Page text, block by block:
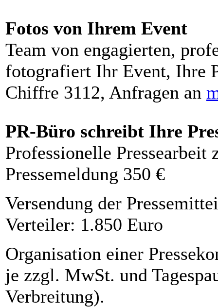
Fotos von Ihrem Event
Team von engagierten,
fotografiert Ihr Event, Ihre
Chiffre 3112, Anfragen an
PR-Büro schreibt Ihre
Professionelle Pressearbeit
Pressemeldung 350 €
Versendung der
Verteiler: 1.850 Euro
Organisation einer
je zzgl. MwSt. und
Verbreitung).